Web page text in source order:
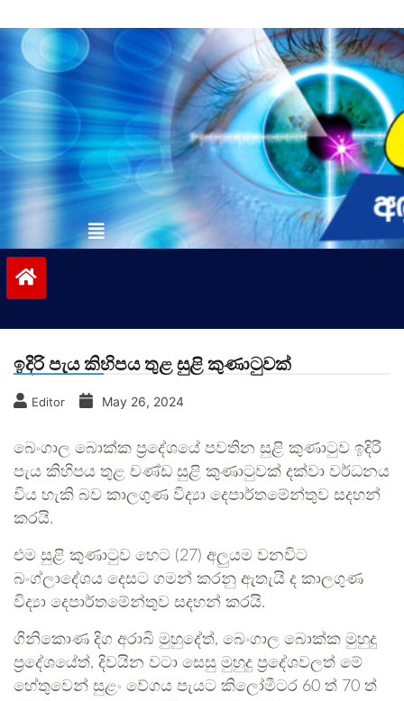
to
contentvinivida.lk
ඉදිරි පැය කිහිපය තුළ සුළි කුණාටුවක්
Editor May 26, 2024
බෙංගාල බොක්ක ප්‍රදේශයේ පවතින සුළි කුණාටුව ඉදිරි
පැය කිහිපය තුළ චණ්ඩ සුළි කුණාටුවක් දක්වා වර්ධනය
විය හැකි බව කාලගුණ විද්‍යා දෙපාර්තමේන්තුව සදහන්
කරයි.
එම සුළි කුණාටුව හෙට (27) අලුයම වනවිට
බංග්ලාදේශය දෙසට ගමන් කරනු ඇතැයි ද කාලගුණ
විද්‍යා දෙපාර්තමේන්තුව සදහන් කරයි.
ගිනිකොණ දිග අරාබි මුහුදේත්, බෙංගාල බොක්ක මුහුදු
ප්‍රදේශයේත්, දිවයින වටා සෙසු මුහුදු ප්‍රදේශවලත් මේ
හේතුවෙන් සුළං වේගය පැයට කිලෝමීටර 60 ත් 70 ත්